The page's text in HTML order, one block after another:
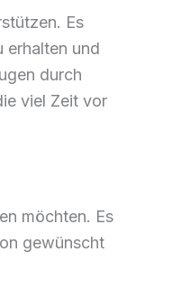
Es
erhalten und
durch
viel Zeit vor
möchten. Es
gewünscht